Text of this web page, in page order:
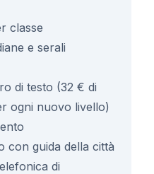
classe
e serali
di testo (32 € di
ogni nuovo livello)
con guida della città
di